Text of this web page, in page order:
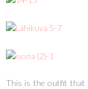
This is the outfit that